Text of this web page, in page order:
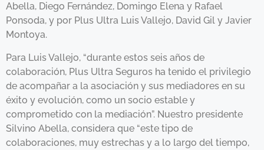
Abella, Diego Fernández, Domingo Elena y Rafael
Ponsoda, y por Plus Ultra Luis Vallejo, David Gil y Javier
Montoya.
Para Luis Vallejo, “durante estos seis años de
colaboración, Plus Ultra Seguros ha tenido el privilegio
de acompañar a la asociación y sus mediadores en su
éxito y evolución, como un socio estable y
comprometido con la mediación”. Nuestro presidente
Silvino Abella, considera que “este tipo de
colaboraciones, muy estrechas y a lo largo del tiempo,